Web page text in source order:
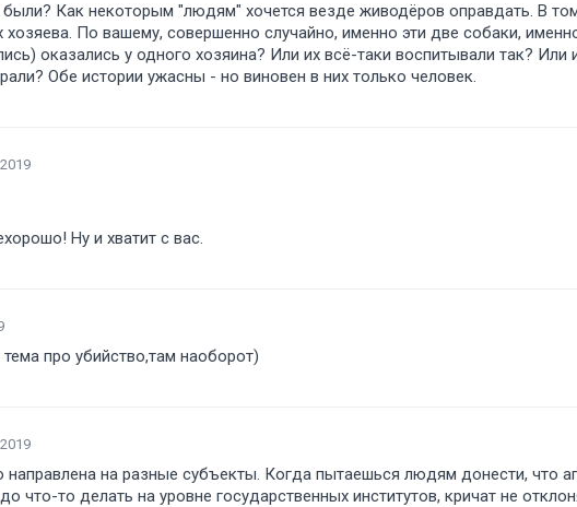
Как некоторым "людям" хочется везде живодёров оправдать. В
По вашему, совершенно случайно, именно эти две собаки,
оказались у одного хозяина? Или их всё-таки воспитывали так? Или
Обе истории ужасны - но виновен в них только человек.
Ну и хватит с вас.
про убийство,там наоборот)
направлена на разные субъекты. Когда пытаешься людям донести, что
что-то делать на уровне государственных институтов, кричат не